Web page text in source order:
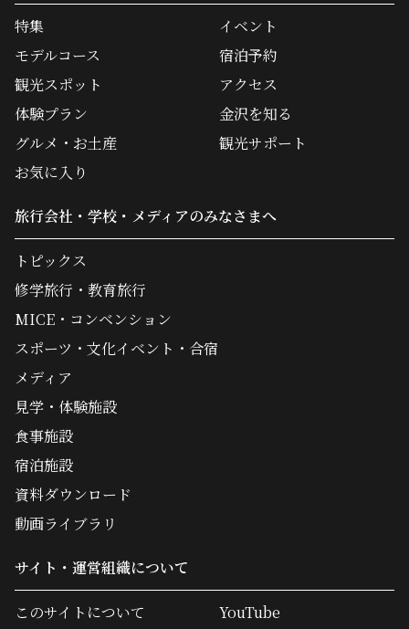
特集
モデルコース
観光スポット
体験プラン
グルメ・お土産
イベント
宿泊予約
アクセス
金沢を知る
観光サポート
お気に入り
旅行会社・学校・メディアのみなさまへ
トピックス
修学旅行・教育旅行
MICE・コンベンション
スポーツ・文化イベント・合宿
メディア
見学・体験施設
食事施設
宿泊施設
資料ダウンロード
動画ライブラリ
サイト・運営組織について
このサイトについて
YouTube